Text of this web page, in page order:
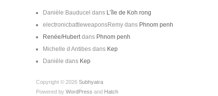
Danièle Bauducel dans L’île de Koh rong
electronicbattleweaponsRemy dans Phnom penh
Renée/Hubertdans Phnom penh
Michelle d Antibes dans Kep
Danièle dans Kep
Copyright © 2026 Subhyatra
Powered by WordPress and Hatch